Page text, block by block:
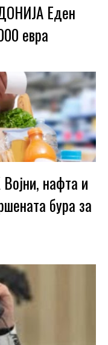
Еден
евра
нафта и
бура за